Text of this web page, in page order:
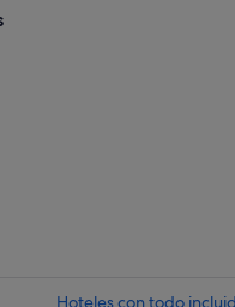
Hoteles con todo